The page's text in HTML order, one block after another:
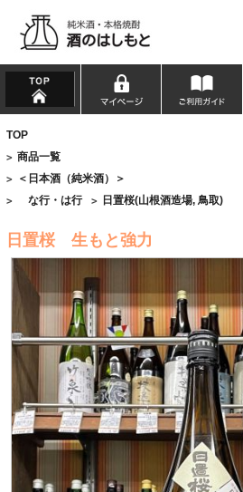
TOP
> 商品一覧
> ＜日本酒（純米酒）＞
> な行・は行 > 日置桜(山根酒造場, 鳥取)
日置桜 生もと強力